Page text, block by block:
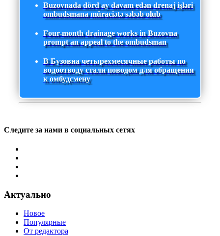
Buzovnada dörd ay davam edən drenaj işləri
ombudsmana müraciətə səbəb olub
Four-month drainage works in Buzovna
prompt an appeal to the ombudsman
В Бузовна четырехмесячные работы по
водоотводу стали поводом для обращения
к омбудсмену
Следите за нами в социальных сетях
Актуально
Новое
Популярные
От редактора